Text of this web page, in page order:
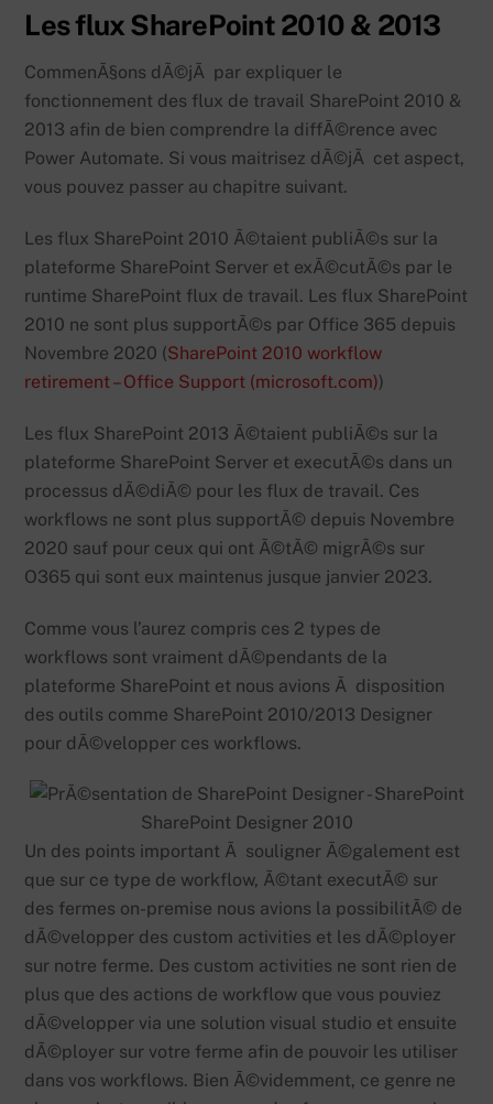
Les flux SharePoint 2010 & 2013
CommenÃ§ons dÃ©jÃ par expliquer le
fonctionnement des flux de travail SharePoint 2010 &
2013 afin de bien comprendre la diffÃ©rence avec
Power Automate. Si vous maitrisez dÃ©jÃ cet aspect,
vous pouvez passer au chapitre suivant.
Les flux SharePoint 2010 Ã©taient publiÃ©s sur la
plateforme SharePoint Server et exÃ©cutÃ©s par le
runtime SharePoint flux de travail. Les flux SharePoint
2010 ne sont plus supportÃ©s par Office 365 depuis
Novembre 2020 (SharePoint 2010 workflow
retirement – Office Support (microsoft.com))
Les flux SharePoint 2013 Ã©taient publiÃ©s sur la
plateforme SharePoint Server et executÃ©s dans un
processus dÃ©diÃ© pour les flux de travail. Ces
workflows ne sont plus supportÃ© depuis Novembre
2020 sauf pour ceux qui ont Ã©tÃ© migrÃ©s sur
O365 qui sont eux maintenus jusque janvier 2023.
Comme vous l’aurez compris ces 2 types de
workflows sont vraiment dÃ©pendants de la
plateforme SharePoint et nous avions Ã disposition
des outils comme SharePoint 2010/2013 Designer
pour dÃ©velopper ces workflows.
SharePoint Designer 2010
Un des points important Ã souligner Ã©galement est
que sur ce type de workflow, Ã©tant executÃ© sur
des fermes on-premise nous avions la possibilitÃ© de
dÃ©velopper des custom activities et les dÃ©ployer
sur notre ferme. Des custom activities ne sont rien de
plus que des actions de workflow que vous pouviez
dÃ©velopper via une solution visual studio et ensuite
dÃ©ployer sur votre ferme afin de pouvoir les utiliser
dans vos workflows. Bien Ã©videmment, ce genre ne